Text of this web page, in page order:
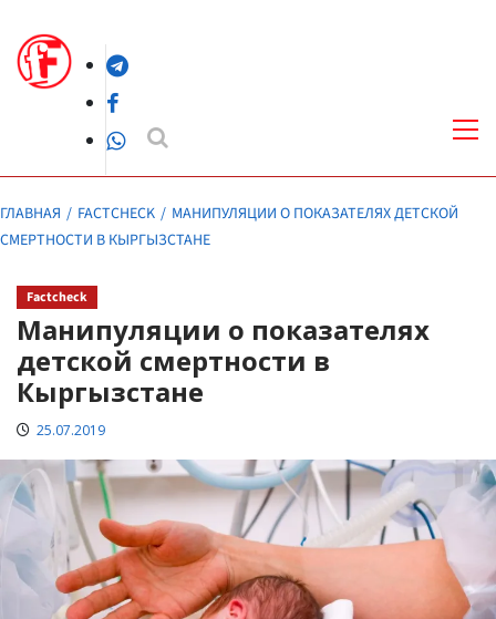
содержимомуTelegram
Facebook
WhatsApp
ГЛАВНАЯ FACTCHECK
МАНИПУЛЯЦИИ О ПОКАЗАТЕЛЯХ ДЕТСКОЙ
СМЕРТНОСТИ В КЫРГЫЗСТАНЕ
Factcheck
Манипуляции о показателях
детской смертности в
Кыргызстане
25.07.2019